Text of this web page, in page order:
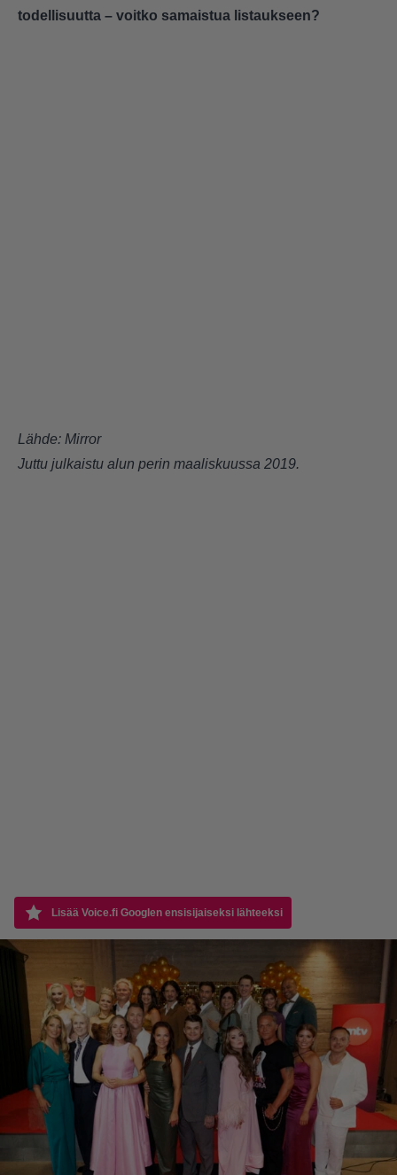
todellisuutta – voitko samaistua listaukseen?
Lähde: Mirror
Juttu julkaistu alun perin maaliskuussa 2019.
Lisää Voice.fi Googlen ensisijaiseksi lähteeksi